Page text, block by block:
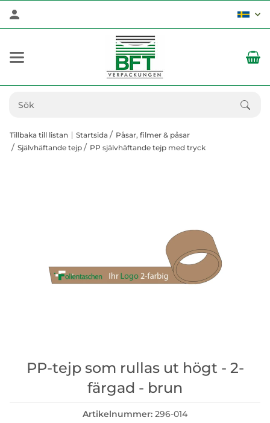
Tillbaka till listan Startsida
Påsar, filmer & påsar
Självhäftande tejp
PP självhäftande tejp med tryck
PP-tejp som rullas ut högt - 2-
färgad - brun
Artikelnummer: 296-014